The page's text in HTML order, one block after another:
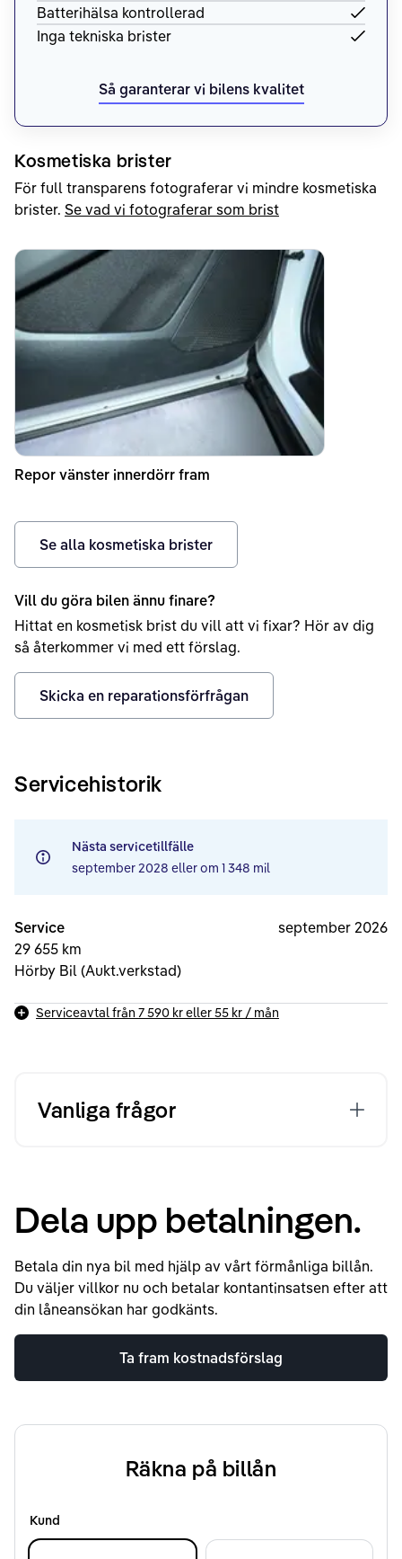
Batterihälsa kontrollerad
Inga tekniska brister
Så garanterar vi bilens kvalitet
Kosmetiska brister
För full transparens fotograferar vi mindre kosmetiska
brister. Se vad vi fotograferar som brist
Repor vänster innerdörr fram
Se alla kosmetiska brister
Vill du göra bilen ännu finare?
Hittat en kosmetisk brist du vill att vi fixar? Hör av dig
så återkommer vi med ett förslag.
Skicka en reparationsförfrågan
Servicehistorik
Nästa servicetillfälle
september 2028 eller om 1 348 mil
Service
29 655 km
Hörby Bil (Aukt.verkstad)
september 2026
Serviceavtal från 7 590 kreller55 kr / mån
Vanliga frågor
Dela upp betalningen.
Betala din nya bil med hjälp av vårt förmånliga billån.
Du väljer villkor nu och betalar kontantinsatsen efter att
din låneansökan har godkänts.
Ta fram kostnadsförslag
Räkna på billån
Kund